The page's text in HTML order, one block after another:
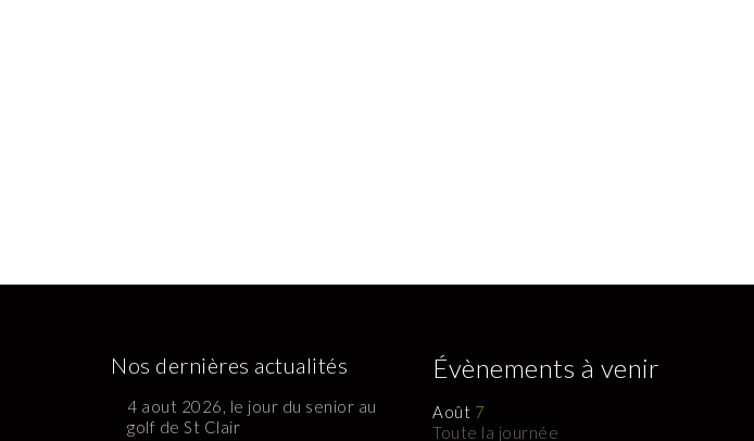
Nos dernières actualités
4 aout 2026, le jour du senior au
golf de St Clair
Évènements à venir
Août 7
Toute la journée